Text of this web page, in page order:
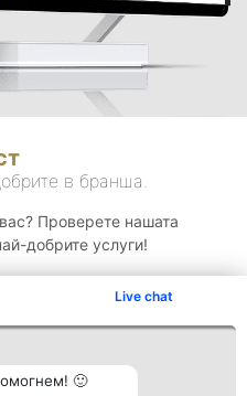
Live chat
🙂
в бранша.
Проверете нашата
добрите услуги!